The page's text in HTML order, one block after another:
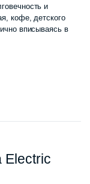
и
кофе, детского
вписываясь в
Electric